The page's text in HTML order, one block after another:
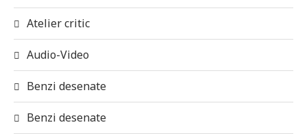
Atelier critic
Audio-Video
Benzi desenate
Benzi desenate